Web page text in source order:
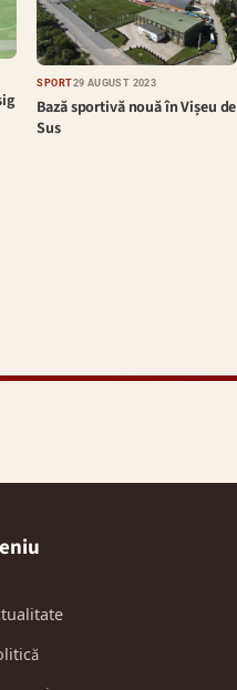
SPORT29 AUGUST 2023
Bază sportivă nouă în Vișeu de
Sus